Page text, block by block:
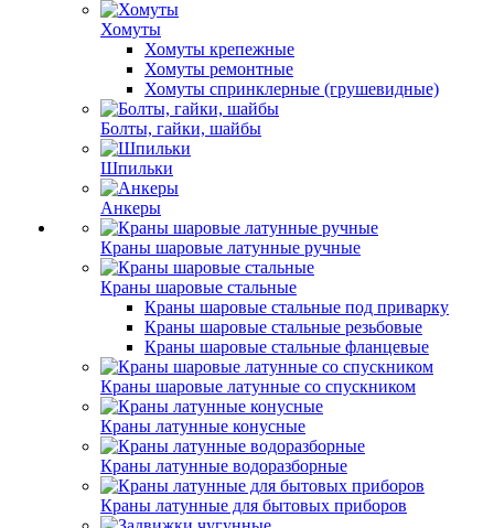
Хомуты
Хомуты крепежные
Хомуты ремонтные
Хомуты спринклерные (грушевидные)
Болты, гайки, шайбы
Шпильки
Анкеры
Краны шаровые латунные ручные
Краны шаровые стальные
Краны шаровые стальные под приварку
Краны шаровые стальные резьбовые
Краны шаровые стальные фланцевые
Краны шаровые латунные со спускником
Краны латунные конусные
Краны латунные водоразборные
Краны латунные для бытовых приборов